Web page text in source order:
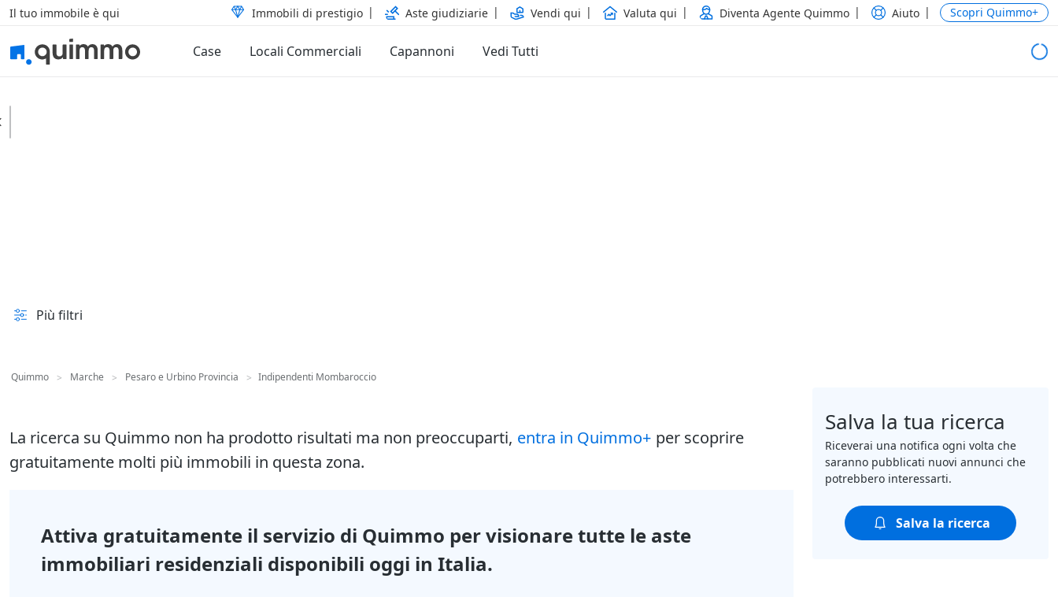
Il tuo immobile è qui Immobili di prestigio Aste giudiziarie Vendi qui Valuta qui Diventa Agente Quimmo Aiuto Scopri Quimmo+
Case Locali Commerciali Capannoni Vedi Tutti
Più filtri
Quimmo > Marche > Pesaro e Urbino Provincia > Indipendenti Mombaroccio
La ricerca su Quimmo non ha prodotto risultati ma non preoccuparti, entra in Quimmo+ per scoprire
gratuitamente molti più immobili in questa zona.
Attiva gratuitamente il servizio di Quimmo per visionare tutte le aste
immobiliari residenziali disponibili oggi in Italia.
Salva la tua ricerca
Riceverai una notifica ogni volta che
saranno pubblicati nuovi annunci che
potrebbero interessarti.
Salva la ricerca